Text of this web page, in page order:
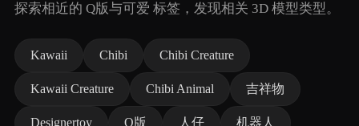
探索相近的 Q版与可爱 标签，发现相关 3D 模型类型。
Kawaii Chibi Chibi Creature
Kawaii Creature Chibi Animal 吉祥物
Designertoy Q版 人仔 机器人